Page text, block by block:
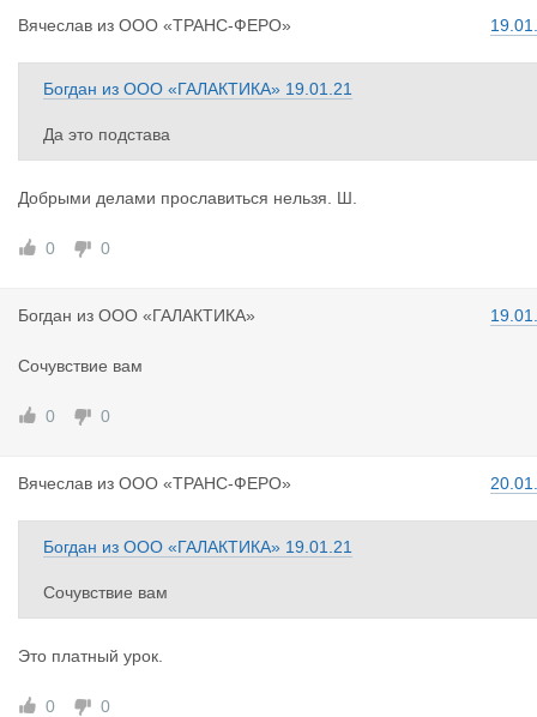
Вячеслав из ООО «ТРАНС-ФЕРО»
Богдан из ООО «ГАЛАКТИКА» 19.01.21
Да это подстава
Добрыми делами прославиться нельзя. Ш.
0 0
Богдан из ООО «ГАЛАКТИКА»
Сочувствие вам
0 0
Вячеслав из ООО «ТРАНС-ФЕРО»
Богдан из ООО «ГАЛАКТИКА» 19.01.21
Сочувствие вам
Это платный урок.
0 0